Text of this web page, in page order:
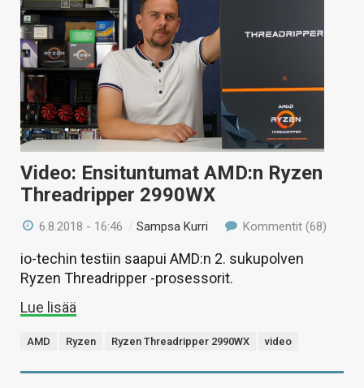
Video: Ensituntumat AMD:n Ryzen
Threadripper 2990WX
6.8.2018 - 16:46 /Sampsa Kurri Kommentit (68)
io-techin testiin saapui AMD:n 2. sukupolven
Ryzen Threadripper -prosessorit.
Lue lisää
AMD Ryzen Ryzen Threadripper 2990WX video